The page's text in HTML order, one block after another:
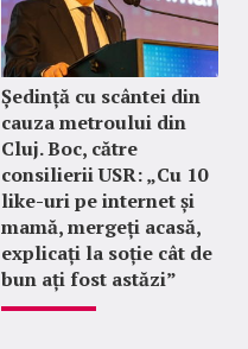
Ședință cu scântei din
cauza metroului din
Cluj. Boc, către
consilierii USR: „Cu 10
like-uri pe internet și
mamă, mergeți acasă,
explicați la soție cât de
bun ați fost astăzi”